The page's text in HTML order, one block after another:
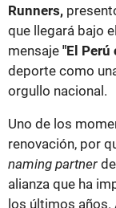
Runners,
que llegará bajo
mensaje "El Perú
deporte como
orgullo nacional.
Uno de los
renovación, por
naming partner
alianza que ha
los últimos